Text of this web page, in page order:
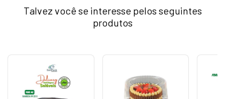
Talvez você se interesse pelos seguintes
produtos